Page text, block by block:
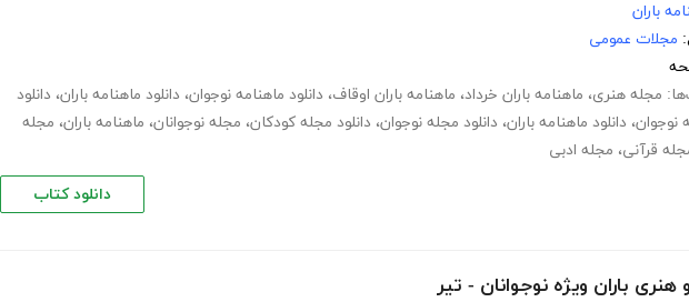
باران
مجلات عمومی
مجله هنری، ماهنامه باران خرداد، ماهنامه باران اوقاف، دانلود ماهنامه نوجوان، دانلود ماهنامه باران، دانلود
نوجوان، دانلود ماهنامه باران، دانلود مجله نوجوان، دانلود مجله کودکان، مجله نوجوانان، ماهنامه باران، مجله
قرآنی، مجله ادبی
دانلود کتاب
هنری باران ویژه نوجوانان - تیر